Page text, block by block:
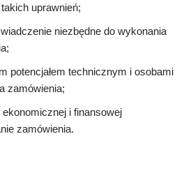
uprawnień;
niezbędne do wykonania
potencjałem technicznym i osobami
zamówienia;
i finansowej
zamówienia.